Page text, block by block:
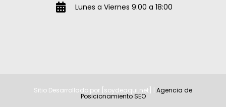
Lunes a Viernes 9:00 a 18:00
Sitio Desarrollado por [soydeaqui.net] | Agencia de
Posicionamiento SEO